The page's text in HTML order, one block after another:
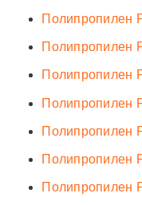
Полипропилен
Полипропилен
Полипропилен
Полипропилен
Полипропилен
Полипропилен
Полипропилен